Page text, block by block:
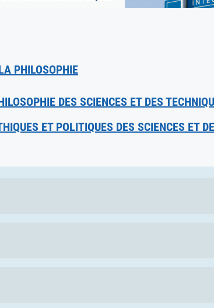
PHILOSOPHIE
DES SCIENCES ET DES
ET POLITIQUES DES SCIENCES ET